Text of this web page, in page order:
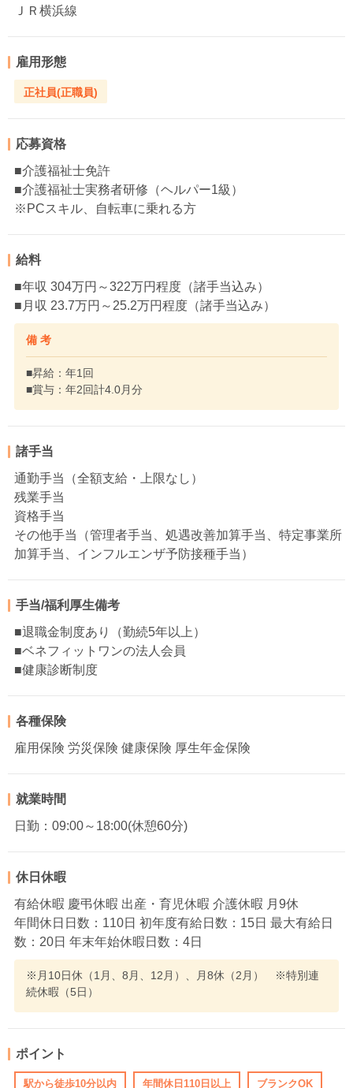
ＪＲ横浜線
雇用形態
正社員(正職員)
応募資格
■介護福祉士免許
■介護福祉士実務者研修（ヘルパー1級）
※PCスキル、自転車に乗れる方
給料
■年収 304万円～322万円程度（諸手当込み）
■月収 23.7万円～25.2万円程度（諸手当込み）
備 考
■昇給：年1回
■賞与：年2回計4.0月分
諸手当
通勤手当（全額支給・上限なし）
残業手当
資格手当
その他手当（管理者手当、処遇改善加算手当、特定事業所
加算手当、インフルエンザ予防接種手当）
手当/福利厚生備考
■退職金制度あり（勤続5年以上）
■ベネフィットワンの法人会員
■健康診断制度
各種保険
雇用保険 労災保険 健康保険 厚生年金保険
就業時間
日勤：09:00～18:00(休憩60分)
休日休暇
有給休暇 慶弔休暇 出産・育児休暇 介護休暇 月9休
年間休日日数：110日 初年度有給日数：15日 最大有給日
数：20日 年末年始休暇日数：4日
※月10日休（1月、8月、12月）、月8休（2月） ※特別連
続休暇（5日）
ポイント
駅から徒歩10分以内 年間休日110日以上 ブランクOK